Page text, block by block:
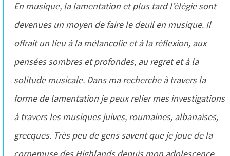
En musique, la lamentation et plus tard l’élégie sont
devenues un moyen de faire le deuil en musique. Il
offrait un lieu à la mélancolie et à la réflexion, aux
pensées sombres et profondes, au regret et à la
solitude musicale. Dans ma recherche à travers la
forme de lamentation je peux relier mes investigations
à travers les musiques juives, roumaines, albanaises,
grecques. Très peu de gens savent que je joue de la